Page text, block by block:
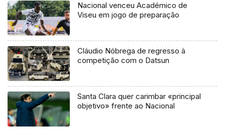
Nacional venceu Académico de
Viseu em jogo de preparação
Cláudio Nóbrega de regresso à
competição com o Datsun
Santa Clara quer carimbar «principal
objetivo» frente ao Nacional